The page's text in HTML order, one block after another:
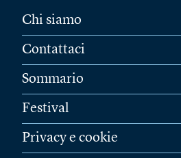
Chi siamo
Contattaci
Sommario
Festival
Privacy e cookie